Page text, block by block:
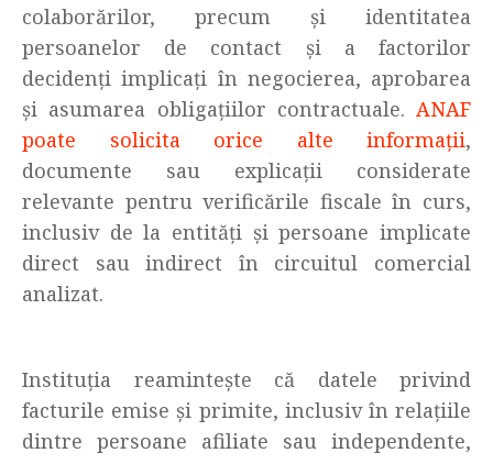
colaborărilor, precum și identitatea
persoanelor de contact și a factorilor
decidenți implicați în negocierea, aprobarea
și asumarea obligațiilor contractuale. ANAF
poate solicita orice alte informații,
documente sau explicații considerate
relevante pentru verificările fiscale în curs,
inclusiv de la entități și persoane implicate
direct sau indirect în circuitul comercial
analizat.
Instituția reamintește că datele privind
facturile emise și primite, inclusiv în relațiile
dintre persoane afiliate sau independente,